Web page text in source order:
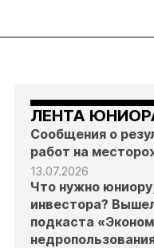
ЛЕНТА
Сообщения о
работ на
13.07.2026
Что нужно
инвестора?
подкаста